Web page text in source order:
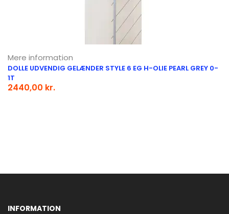
Mere information
DOLLE UDVENDIG GELÆNDER STYLE 6 EG H-OLIE PEARL GREY 0-
1T
2440,00 kr.
INFORMATION